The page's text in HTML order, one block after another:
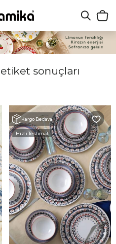
sonuçları
Kargo Bedava
Hızlı Teslimat